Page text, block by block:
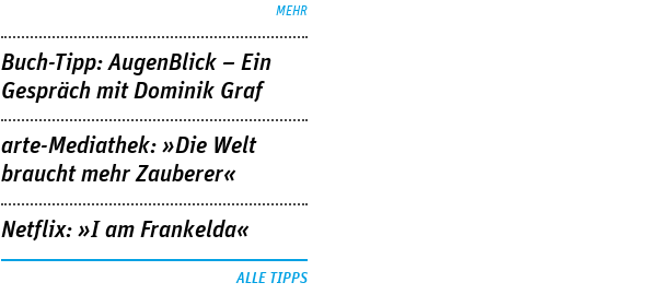
MEHR
Buch-Tipp: AugenBlick – Ein
Gespräch mit Dominik Graf
arte-Mediathek: »Die Welt
braucht mehr Zauberer«
Netflix: »I am Frankelda«
ALLE TIPPS